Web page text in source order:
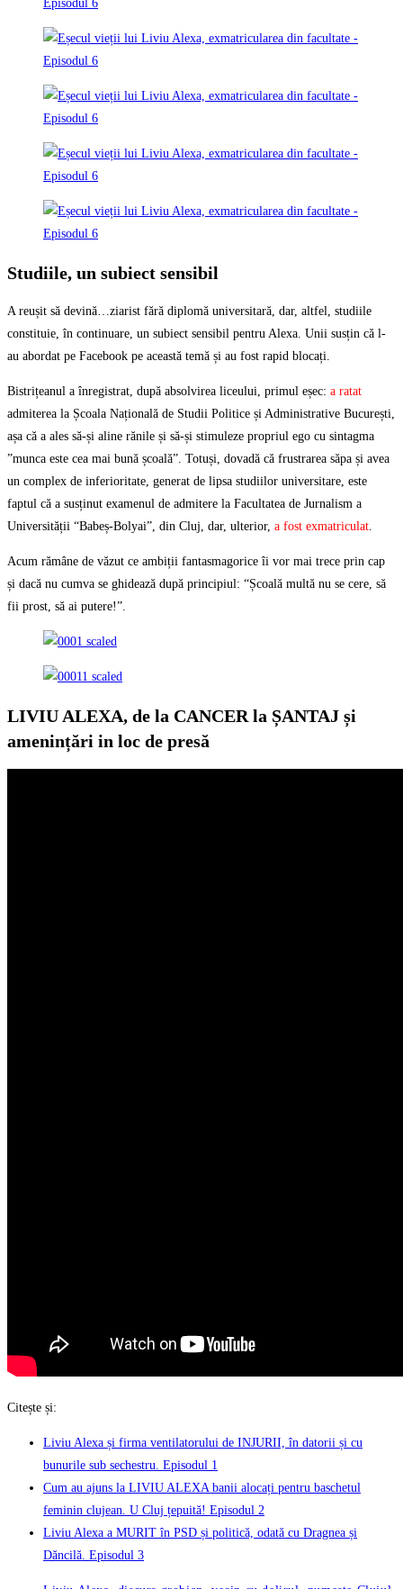
Studiile, un subiect sensibil
A reușit să devină…ziarist fără diplomă universitară, dar, altfel, studiile
constituie, în continuare, un subiect sensibil pentru Alexa. Unii susțin că l-
au abordat pe Facebook pe această temă și au fost rapid blocați.
Bistrițeanul a înregistrat, după absolvirea liceului, primul eșec: a ratat
admiterea la Școala Națională de Studii Politice și Administrative București,
așa că a ales să-și aline rănile și să-și stimuleze propriul ego cu sintagma
”munca este cea mai bună școală”. Totuși, dovadă că frustrarea săpa și avea
un complex de inferioritate, generat de lipsa studiilor universitare, este
faptul că a susținut examenul de admitere la Facultatea de Jurnalism a
Universității “Babeș-Bolyai”, din Cluj, dar, ulterior, a fost exmatriculat.
Acum rămâne de văzut ce ambiții fantasmagorice îi vor mai trece prin cap
și dacă nu cumva se ghidează după principiul: “Școală multă nu se cere, să
fii prost, să ai putere!”.
LIVIU ALEXA, de la CANCER la ȘANTAJ și
amenințări in loc de presă
Citește și:
Liviu Alexa și firma ventilatorului de INJURII, în datorii și cu
bunurile sub sechestru. Episodul 1
Cum au ajuns la LIVIU ALEXA banii alocați pentru baschetul
feminin clujean. U Cluj țepuită! Episodul 2
Liviu Alexa a MURIT în PSD și politică, odată cu Dragnea și
Dăncilă. Episodul 3